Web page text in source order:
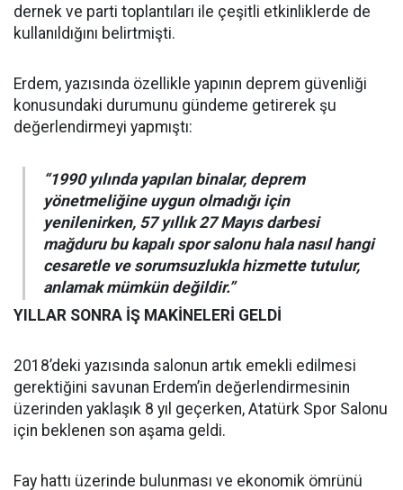
dernek ve parti toplantıları ile çeşitli etkinliklerde de
kullanıldığını belirtmişti.
Erdem, yazısında özellikle yapının deprem güvenliği
konusundaki durumunu gündeme getirerek şu
değerlendirmeyi yapmıştı:
“1990 yılında yapılan binalar, deprem
yönetmeliğine uygun olmadığı için
yenilenirken, 57 yıllık 27 Mayıs darbesi
mağduru bu kapalı spor salonu hala nasıl hangi
cesaretle ve sorumsuzlukla hizmette tutulur,
anlamak mümkün değildir.”
YILLAR SONRA İŞ MAKİNELERİ GELDİ
2018’deki yazısında salonun artık emekli edilmesi
gerektiğini savunan Erdem’in değerlendirmesinin
üzerinden yaklaşık 8 yıl geçerken, Atatürk Spor Salonu
için beklenen son aşama geldi.
Fay hattı üzerinde bulunması ve ekonomik ömrünü